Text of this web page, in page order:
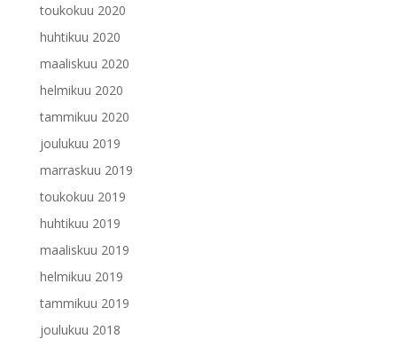
toukokuu 2020
huhtikuu 2020
maaliskuu 2020
helmikuu 2020
tammikuu 2020
joulukuu 2019
marraskuu 2019
toukokuu 2019
huhtikuu 2019
maaliskuu 2019
helmikuu 2019
tammikuu 2019
joulukuu 2018